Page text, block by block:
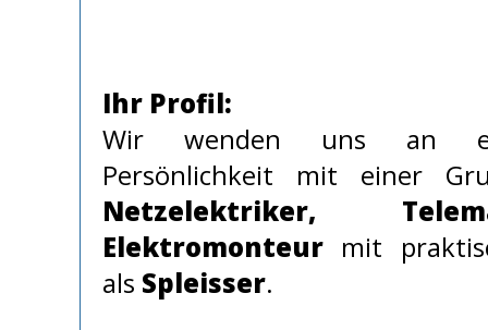
Ihr Profil:
Wir wenden uns an
Persönlichkeit mit einer
Netzelektriker,
Elektromonteurmit
als Spleisser.